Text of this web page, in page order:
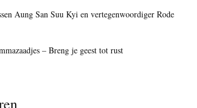
Aung San Suu Kyi en vertegenwoordiger Rode
– Breng je geest tot rust